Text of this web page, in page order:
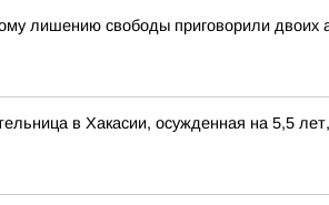
лишению свободы приговорили двоих
в Хакасии, осужденная на 5,5